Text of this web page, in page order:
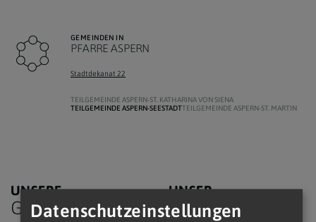
GEMEINDEN IN
PFARRE ASPERN
Stadtdekanat 22
TEILGEMEINDE ASPERN-ST. KATHARINA VON SIENA
TEILGEMEINDE ASPERN-SEESTADTTEILGEMEINDE ASPERN-ST. MARTIN
UNSERE
Gottesdienste
UNSER
Team
Datenschutzeinstellungen